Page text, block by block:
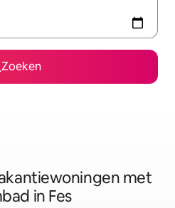
Zoeken
met
in Fes